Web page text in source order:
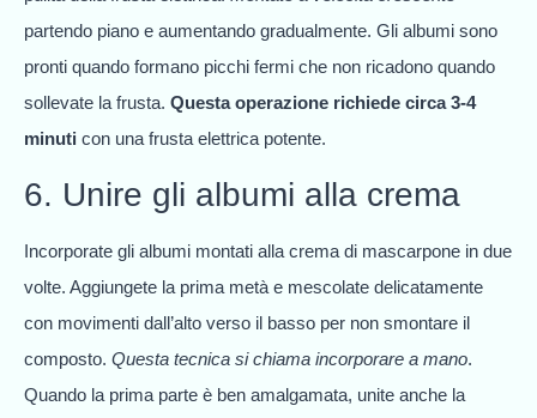
partendo piano e aumentando gradualmente. Gli albumi sono
pronti quando formano picchi fermi che non ricadono quando
sollevate la frusta. Questa operazione richiede circa 3-4
minuti con una frusta elettrica potente.
6. Unire gli albumi alla crema
Incorporate gli albumi montati alla crema di mascarpone in due
volte. Aggiungete la prima metà e mescolate delicatamente
con movimenti dall’alto verso il basso per non smontare il
composto. Questa tecnica si chiama incorporare a mano.
Quando la prima parte è ben amalgamata, unite anche la